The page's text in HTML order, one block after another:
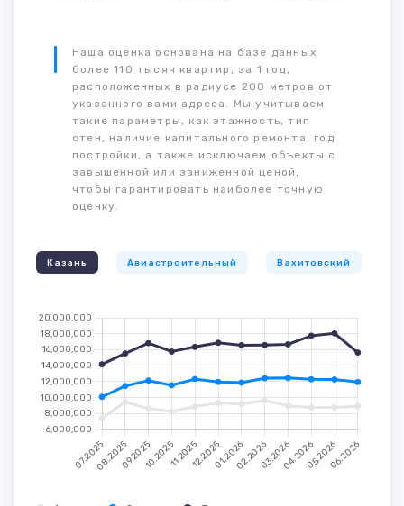
Наша оценка основана на базе данных
более 110 тысяч квартир, за 1 год,
расположенных в радиусе 200 метров от
указанного вами адреса. Мы учитываем
такие параметры, как этажность, тип
стен, наличие капитального ремонта, год
постройки, а также исключаем объекты с
завышенной или заниженной ценой,
чтобы гарантировать наиболее точную
оценку.
Казань Авиастроительный Вахитовский